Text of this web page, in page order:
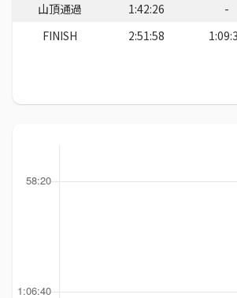
山頂通過 1:42:26 -
FINISH
2:51:58